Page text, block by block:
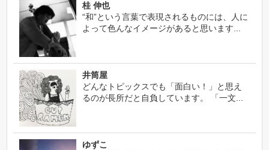
桂 伸也
“和”という言葉で表現されるものには、人に
よって色んなイメージがあると思います...
井筒屋
どんなトピックスでも「面白い！」と思え
るのが長所だと自負しています。 「一文...
ゆずこ